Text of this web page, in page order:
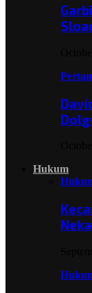
Hukum